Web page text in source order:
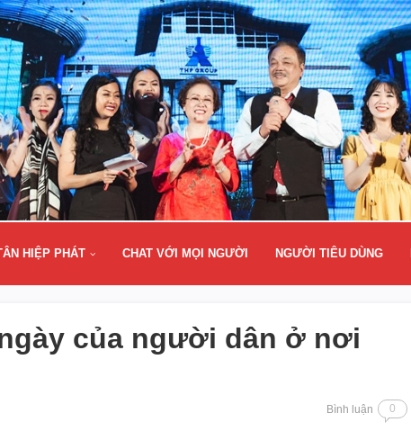
HIỆP PHÁT CHAT VỚI MỌI NGƯỜI NGƯỜI TIÊU DÙNG
của người dân ở nơi
Bình luận 0